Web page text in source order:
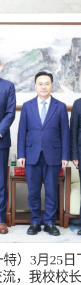
特）3月25
，我校校